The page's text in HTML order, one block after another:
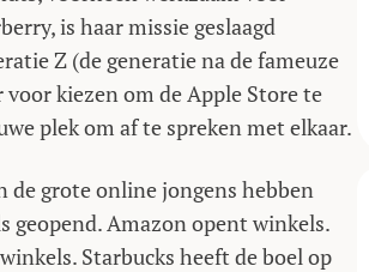
is haar missie geslaagd
Z (de generatie na de fameuze
voor kiezen om de Apple Store te
plek om af te spreken met elkaar.
de grote online jongens hebben
geopend. Amazon opent winkels.
Starbucks heeft de boel op